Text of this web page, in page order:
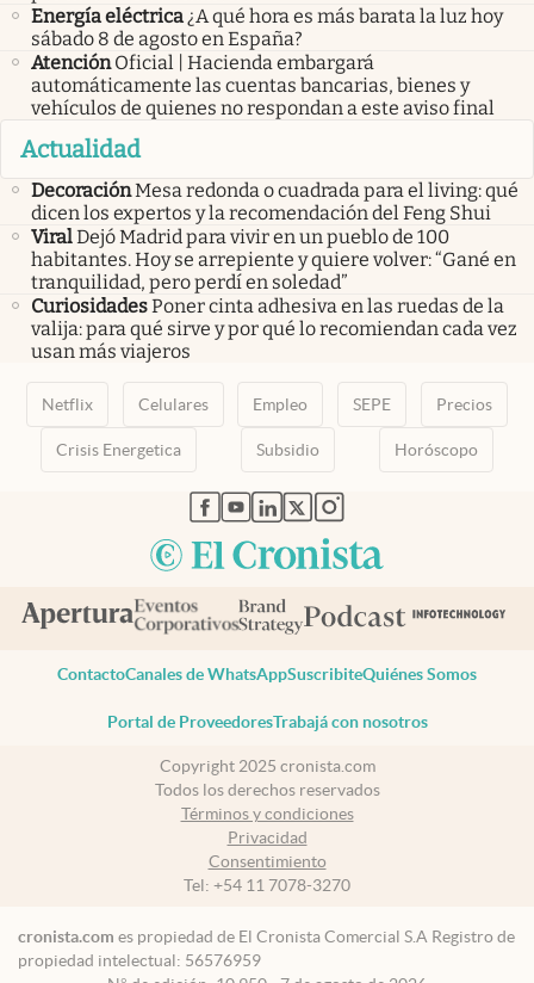
Energía eléctrica¿A qué hora es más barata la luz hoy
sábado 8 de agosto en España?
Atención Oficial | Hacienda embargará
automáticamente las cuentas bancarias, bienes y
vehículos de quienes no respondan a este aviso final
Actualidad
DecoraciónMesa redonda o cuadrada para el living: qué
dicen los expertos y la recomendación del Feng Shui
ViralDejó Madrid para vivir en un pueblo de 100
habitantes. Hoy se arrepiente y quiere volver: “Gané en
tranquilidad, pero perdí en soledad”
CuriosidadesPoner cinta adhesiva en las ruedas de la
valija: para qué sirve y por qué lo recomiendan cada vez
usan más viajeros
Netflix Celulares Empleo SEPE Precios
Crisis Energetica Subsidio Horóscopo
abre en nueva pestaña
abre en nueva pestaña
abre en nueva pestaña
abre en nueva pestaña
abre en nueva pestaña
ContactoCanales de WhatsAppSuscribiteQuiénes Somos
Portal de ProveedoresTrabajá con nosotros
Copyright 2025 cronista.com
Todos los derechos reservados
Términos y condiciones
Privacidad
Consentimiento
Tel: +54 11 7078-3270
cronista.com es propiedad de El Cronista Comercial S.A Registro de
propiedad intelectual: 56576959